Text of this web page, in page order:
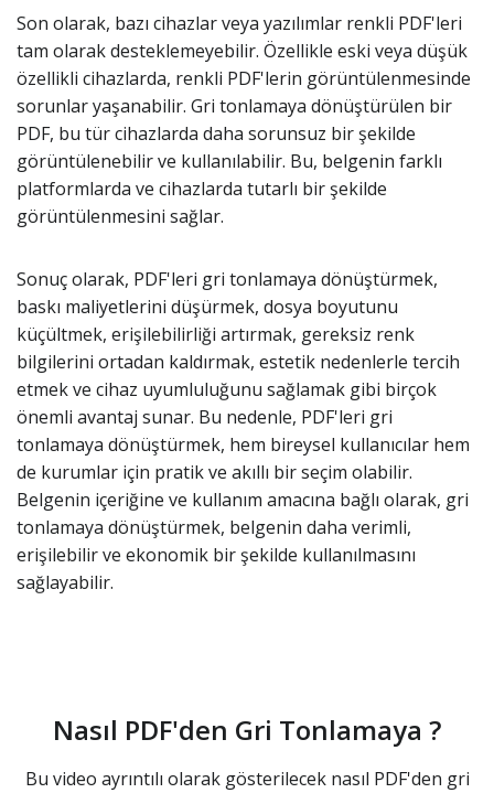
Son olarak, bazı cihazlar veya yazılımlar renkli PDF'leri
tam olarak desteklemeyebilir. Özellikle eski veya düşük
özellikli cihazlarda, renkli PDF'lerin görüntülenmesinde
sorunlar yaşanabilir. Gri tonlamaya dönüştürülen bir
PDF, bu tür cihazlarda daha sorunsuz bir şekilde
görüntülenebilir ve kullanılabilir. Bu, belgenin farklı
platformlarda ve cihazlarda tutarlı bir şekilde
görüntülenmesini sağlar.
Sonuç olarak, PDF'leri gri tonlamaya dönüştürmek,
baskı maliyetlerini düşürmek, dosya boyutunu
küçültmek, erişilebilirliği artırmak, gereksiz renk
bilgilerini ortadan kaldırmak, estetik nedenlerle tercih
etmek ve cihaz uyumluluğunu sağlamak gibi birçok
önemli avantaj sunar. Bu nedenle, PDF'leri gri
tonlamaya dönüştürmek, hem bireysel kullanıcılar hem
de kurumlar için pratik ve akıllı bir seçim olabilir.
Belgenin içeriğine ve kullanım amacına bağlı olarak, gri
tonlamaya dönüştürmek, belgenin daha verimli,
erişilebilir ve ekonomik bir şekilde kullanılmasını
sağlayabilir.
Nasıl PDF'den Gri Tonlamaya ?
Bu video ayrıntılı olarak gösterilecek nasıl PDF'den gri